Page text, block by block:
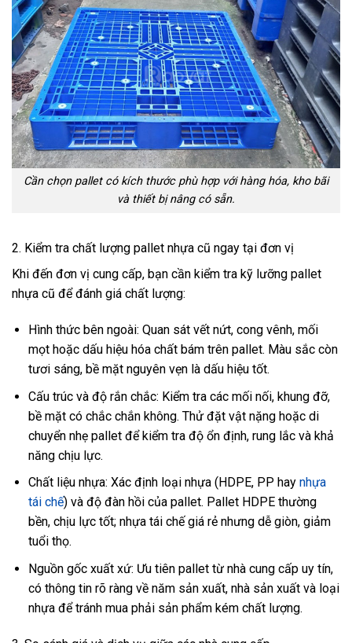
Cần chọn pallet có kích thước phù hợp với hàng hóa, kho bãi
và thiết bị nâng có sẵn.
2. Kiểm tra chất lượng pallet nhựa cũ ngay tại đơn vị
Khi đến đơn vị cung cấp, bạn cần kiểm tra kỹ lưỡng pallet
nhựa cũ để đánh giá chất lượng:
Hình thức bên ngoài: Quan sát vết nứt, cong vênh, mối
mọt hoặc dấu hiệu hóa chất bám trên pallet. Màu sắc còn
tươi sáng, bề mặt nguyên vẹn là dấu hiệu tốt.
Cấu trúc và độ rắn chắc: Kiểm tra các mối nối, khung đỡ,
bề mặt có chắc chắn không. Thử đặt vật nặng hoặc di
chuyển nhẹ pallet để kiểm tra độ ổn định, rung lắc và khả
năng chịu lực.
Chất liệu nhựa: Xác định loại nhựa (HDPE, PP hay nhựa
tái chế) và độ đàn hồi của pallet. Pallet HDPE thường
bền, chịu lực tốt; nhựa tái chế giá rẻ nhưng dễ giòn, giảm
tuổi thọ.
Nguồn gốc xuất xứ: Ưu tiên pallet từ nhà cung cấp uy tín,
có thông tin rõ ràng về năm sản xuất, nhà sản xuất và loại
nhựa để tránh mua phải sản phẩm kém chất lượng.